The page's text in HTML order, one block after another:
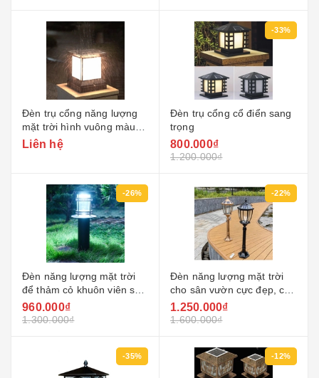
Đèn trụ cổng năng lượng
mặt trời hình vuông màu
đen
Liên hệ
-33%
Đèn trụ cổng cổ điển sang
trọng
800.000₫
1.200.000₫
-26%
Đèn năng lượng mặt trời
để thảm cỏ khuôn viên sân
vườn biệt thự nhà vườn
cực đẹp (lcc02)
960.000₫
1.300.000₫
-22%
Đèn năng lượng mặt trời
cho sân vườn cực đẹp, cao
90cm bằng nhôm đúc cao
cấp (lcc04)
1.250.000₫
1.600.000₫
-35% -12%